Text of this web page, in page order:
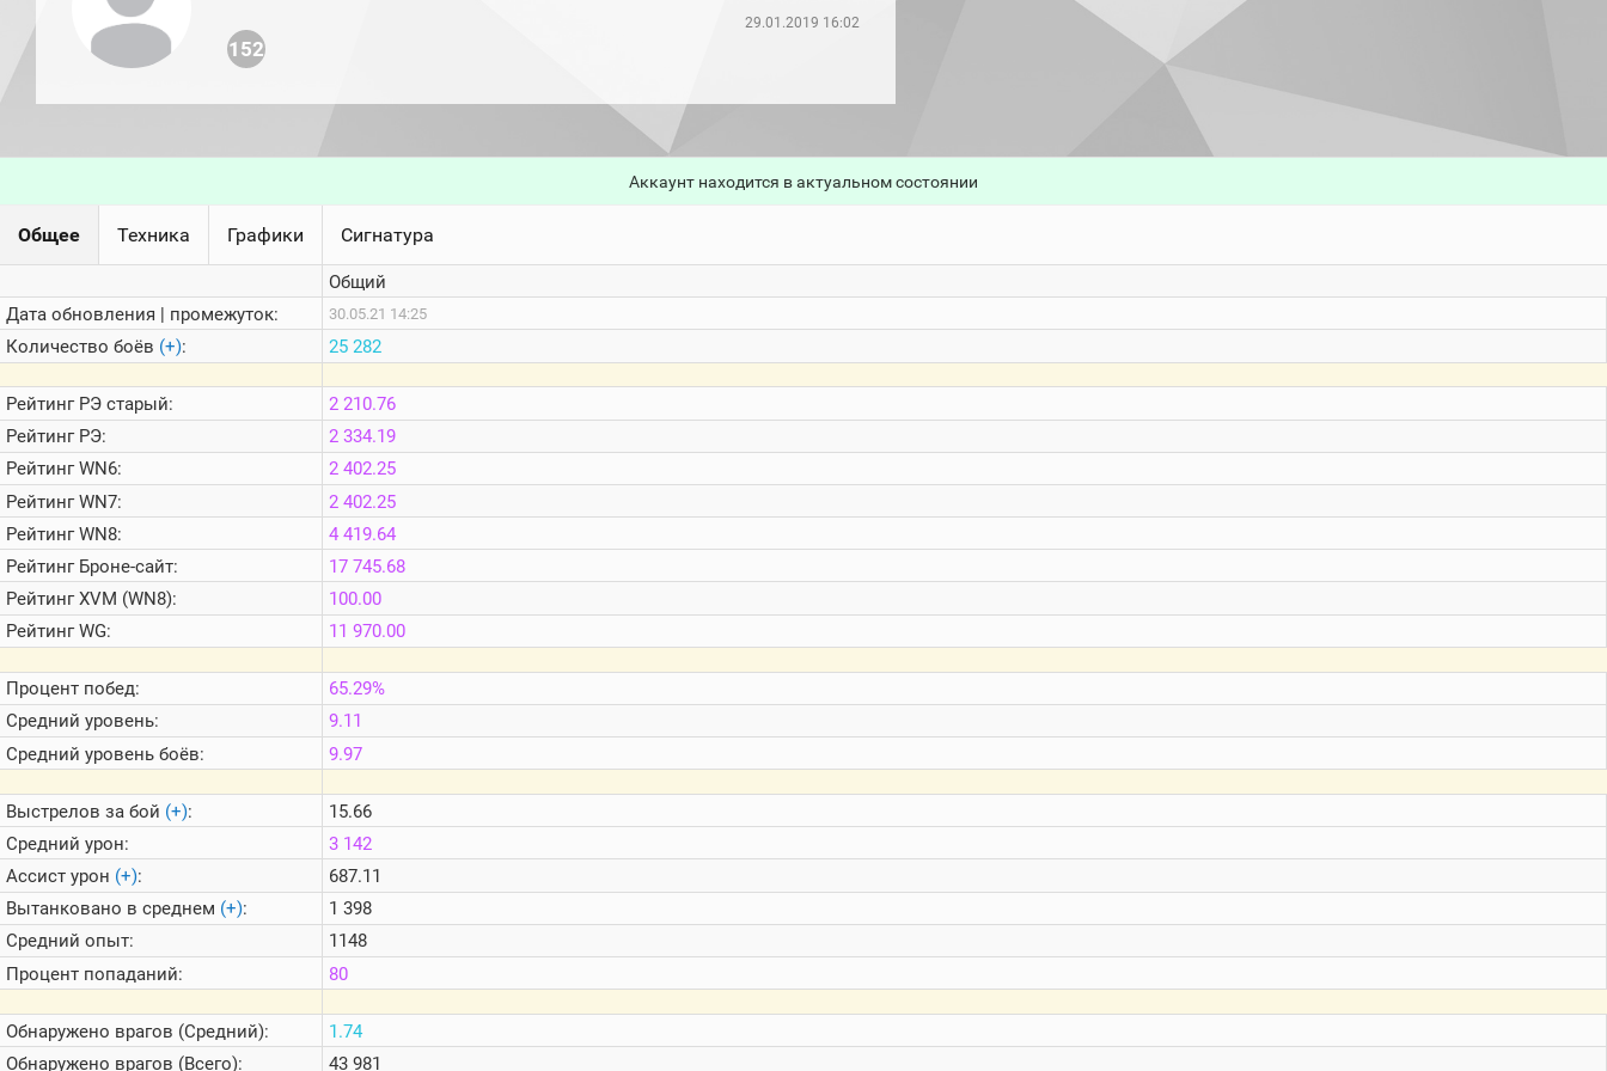
последние
1000
стримеров
Информация
Онлайн
Цветовая
шкала
Теlegram
ВК
Портал
Мира
152
29.01.2019 16:02
Аккаунт находится в актуальном состоянии
Общее Техника Графики Сигнатура
Дата обновления | промежуток:
Количество боёв (+):
РейтингРЭ старый:
РейтингРЭ:
РейтингWN6:
РейтингWN7:
РейтингWN8:
РейтингБроне-сайт:
РейтингXVM (WN8):
РейтингWG:
Процент побед:
Средний уровень:
Средний уровень боёв:
Выстрелов за бой (+):
Средний урон:
Ассист урон (+):
Вытанковано в среднем (+):
Средний опыт:
Процент попаданий:
Обнаружено врагов (Средний):
Обнаружено врагов (Всего):
Общий
30.05.21 14:25
25 282
2 210.76
2 334.19
2 402.25
2 402.25
4 419.64
17 745.68
100.00
11 970.00
65.29%
9.11
9.97
15.66
3 142
687.11
1 398
1148
80
1.74
43 981